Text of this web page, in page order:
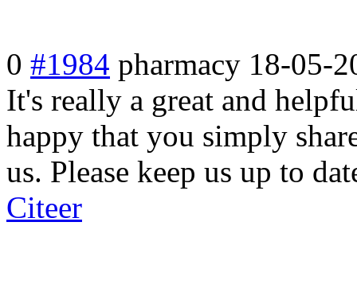
0 #1984 pharmacy 18-05-
It's really a great and
happy that you simply
us. Please keep us up to
Citeer